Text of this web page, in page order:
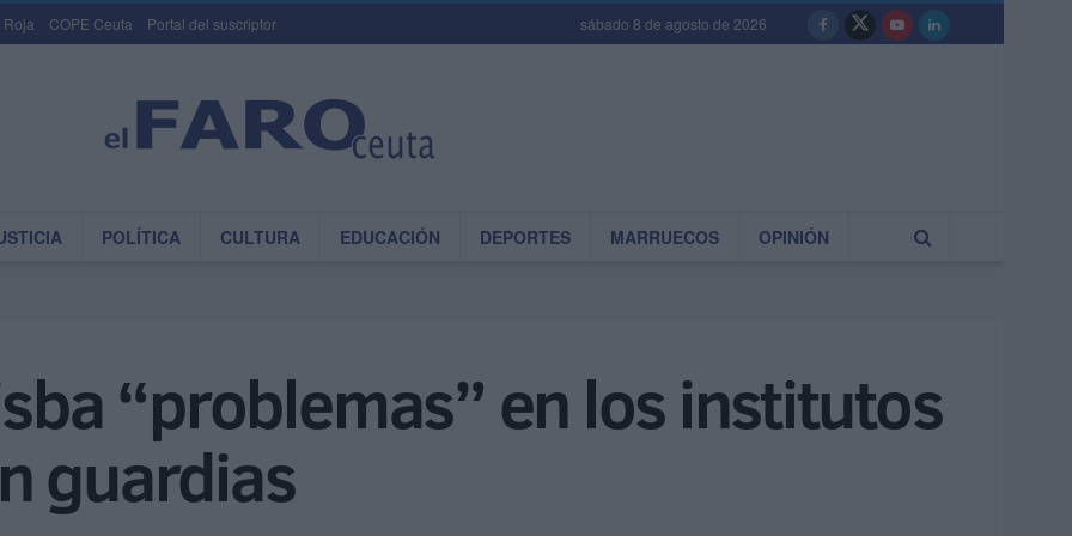
Roja COPE Ceuta Portal del suscriptor sábado 8 de agosto de 2026
POLÍTICA CULTURA EDUCACIÓN DEPORTES MARRUECOS OPINIÓN
“problemas” en los institutos
guardias